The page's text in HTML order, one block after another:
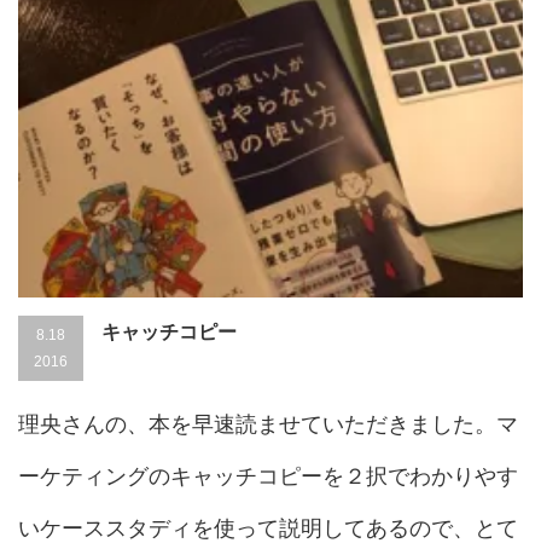
8.18
2016
キャッチコピー
理央さんの、本を早速読ませていただきました。マ
ーケティングのキャッチコピーを２択でわかりやす
いケーススタディを使って説明してあるので、とて